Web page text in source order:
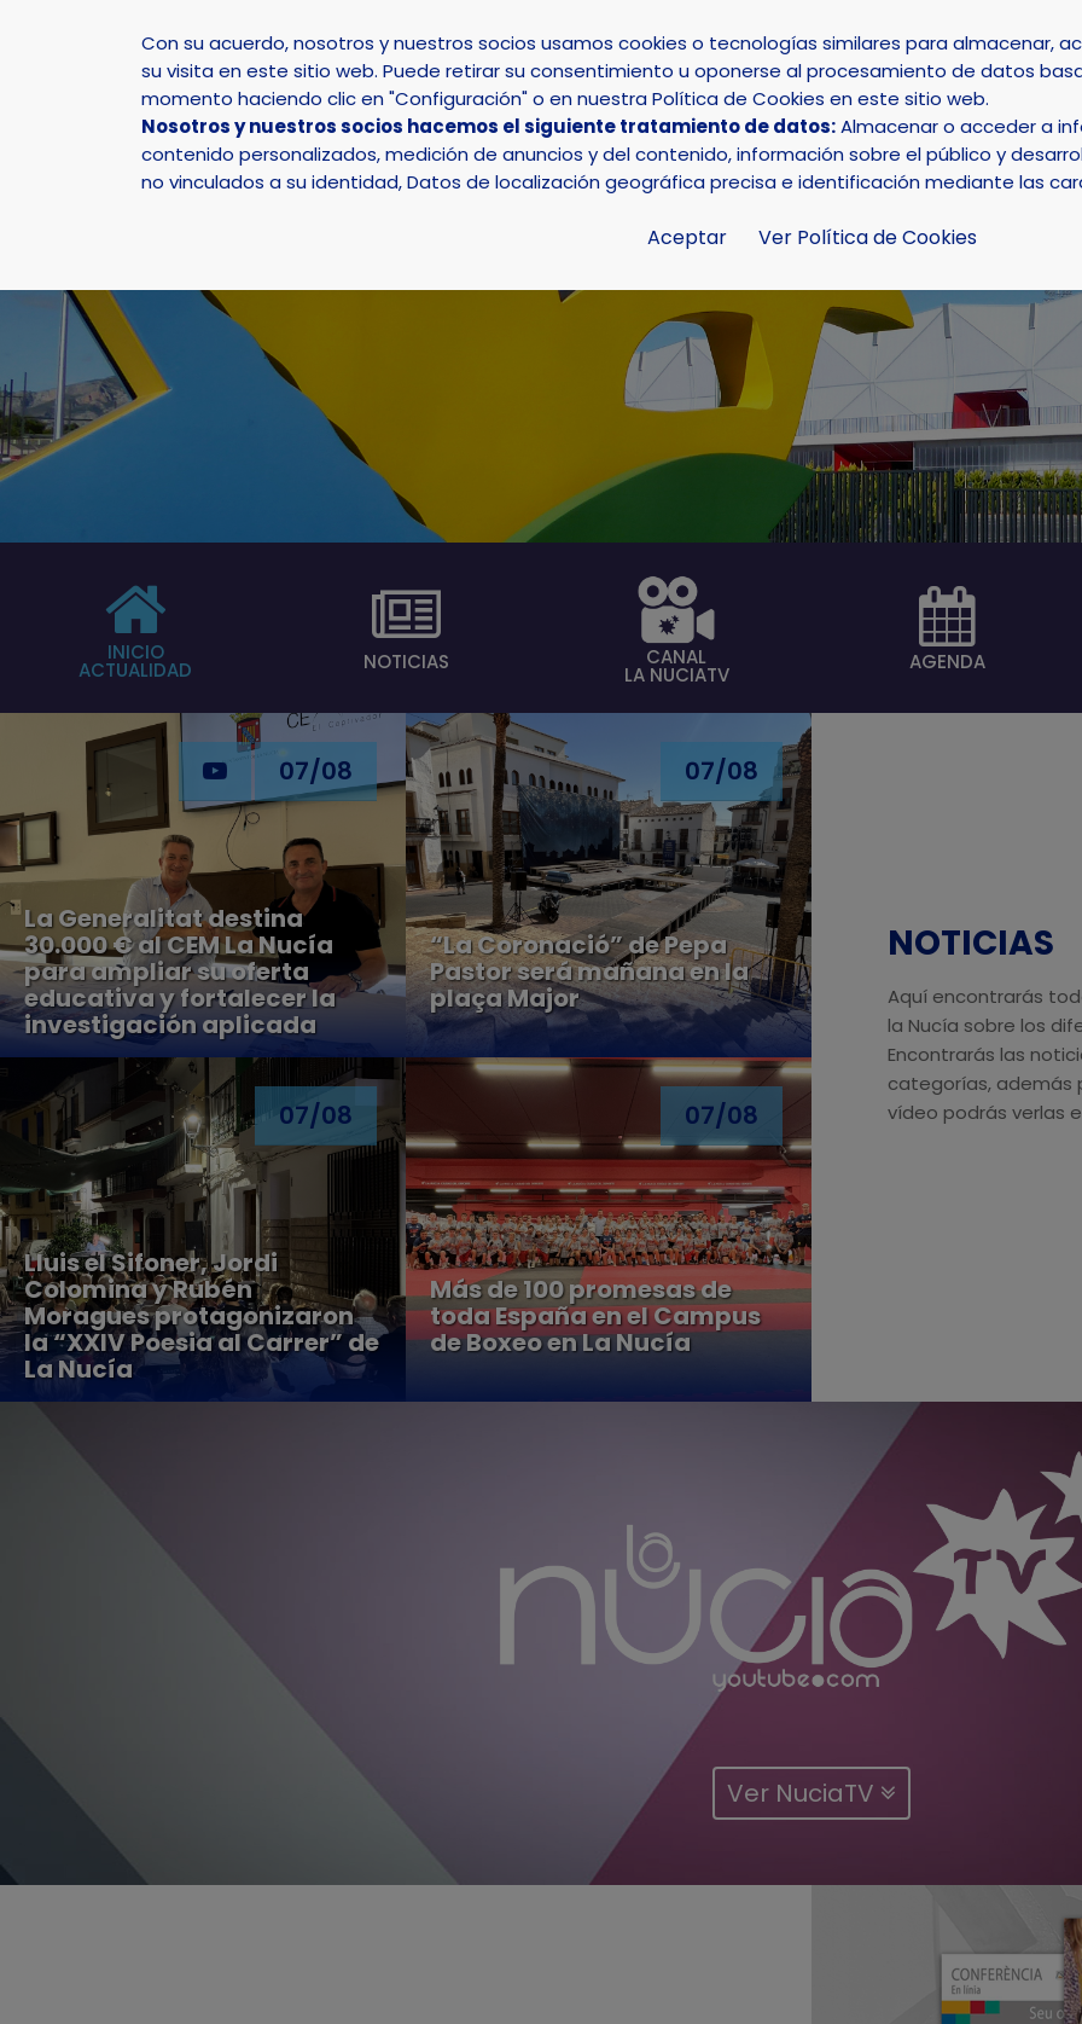
INICIO AYUNTAMIENTO LA NUCÍA
Con su acuerdo, nosotros y nuestros socios usamos cookies o tecnologías similares para almacenar,
su visita en este sitio web. Puede retirar su consentimiento u oponerse al procesamiento de datos
momento haciendo clic en "Configuración" o en nuestra Política de Cookies en este sitio web.
Nosotros y nuestros socios hacemos el siguiente tratamiento de datos:Almacenar o acceder a
contenido personalizados, medición de anuncios y del contenido, información sobre el público y
no vinculados a su identidad, Datos de localización geográfica precisa e identificación mediante las
Aceptar Ver Política de Cookies
Actualidad
INICIO
ACTUALIDAD NOTICIAS CANAL
LA NUCIATV
AGENDA
La Generalitat destina
30.000 € al CEM La Nucía
para ampliar su oferta
educativa y fortalecer la
investigación aplicada
07/08
“La Coronació” de Pepa
Pastor será mañana en la
plaça Major
07/08
Lluis el Sifoner, Jordi
Colomina y Rubén
Moragues protagonizaron
la “XXIV Poesia al Carrer” de
La Nucía
07/08
Más de 100 promesas de
toda España en el Campus
de Boxeo en La Nucía
07/08
NOTICIAS
Aquí encontrarás
la Nucía sobre los
Encontrarás las
categorías, además
vídeo podrás verlas
Ver NuciaTV